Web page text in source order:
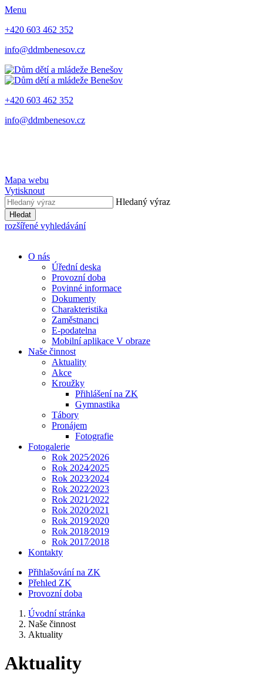
Menu
+420 603 462 352
info@ddmbenesov.cz
+420 603 462 352
info@ddmbenesov.cz
Mapa webu
Vytisknout
Hledaný výraz
Hledat
rozšířené vyhledávání
O nás
Úřední deska
Provozní doba
Povinné informace
Dokumenty
Charakteristika
Zaměstnanci
E-podatelna
Mobilní aplikace V obraze
Naše činnost
Aktuality
Akce
Kroužky
Přihlášení na ZK
Gymnastika
Tábory
Pronájem
Fotografie
Fotogalerie
Rok 2025⁄2026
Rok 2024⁄2025
Rok 2023⁄2024
Rok 2022⁄2023
Rok 2021⁄2022
Rok 2020⁄2021
Rok 2019⁄2020
Rok 2018⁄2019
Rok 2017⁄2018
Kontakty
Přihlašování na ZK
Přehled ZK
Provozní doba
Úvodní stránka
Naše činnost
Aktuality
Aktuality